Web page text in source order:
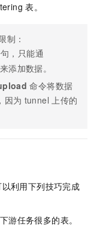
表。
制：
，只能通
来添加数据。
命令将数据
因为 tunnel 上传的
利用下列技巧完成
游任务很多的表。